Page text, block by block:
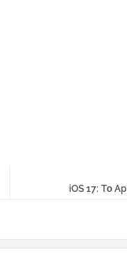
iOS 17: Tο